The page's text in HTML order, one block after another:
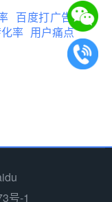
百度打广告怎么
率 用户痛点
号-1